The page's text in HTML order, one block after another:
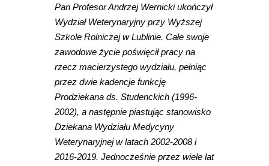
Pan Profesor Andrzej Wernicki ukończył
Wydział Weterynaryjny przy Wyższej
Szkole Rolniczej w Lublinie. Całe swoje
zawodowe życie poświęcił pracy na
rzecz macierzystego wydziału, pełniąc
przez dwie kadencje funkcję
Prodziekana ds. Studenckich (1996-
2002), a następnie piastując stanowisko
Dziekana Wydziału Medycyny
Weterynaryjnej w latach 2002-2008 i
2016-2019. Jednocześnie przez wiele lat